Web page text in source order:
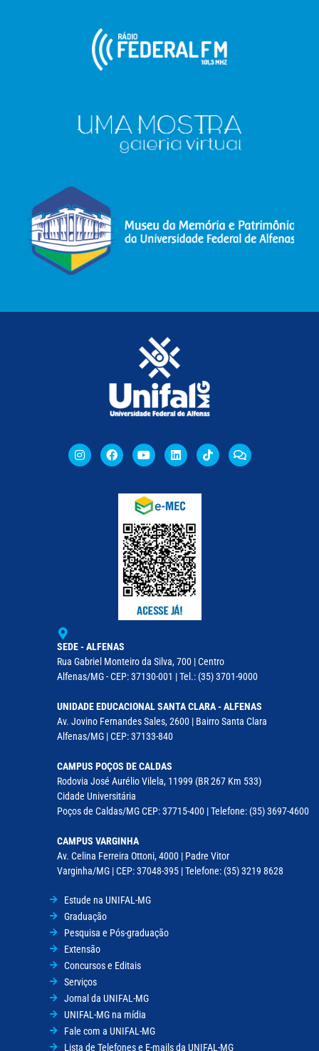
SEDE - ALFENAS
Rua Gabriel Monteiro da Silva, 700 | Centro
Alfenas/MG - CEP: 37130-001 | Tel.: (35) 3701-9000
UNIDADE EDUCACIONAL SANTA CLARA - ALFENAS
Av. Jovino Fernandes Sales, 2600 | Bairro Santa Clara
Alfenas/MG | CEP: 37133-840
CAMPUS POÇOS DE CALDAS
Rodovia José Aurélio Vilela, 11999 (BR 267 Km 533)
Cidade Universitária
Poços de Caldas/MG CEP: 37715-400 | Telefone: (35) 3697-4600
CAMPUS VARGINHA
Av. Celina Ferreira Ottoni, 4000 | Padre Vitor
Varginha/MG | CEP: 37048-395 | Telefone: (35) 3219 8628
Estude na UNIFAL-MG
Graduação
Pesquisa e Pós-graduação
Extensão
Concursos e Editais
Serviços
Jornal da UNIFAL-MG
UNIFAL-MG na mídia
Fale com a UNIFAL-MG
Lista de Telefones e E-mails da UNIFAL-MG